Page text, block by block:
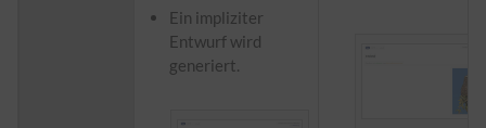
Ein impliziter
Entwurf wird
generiert.